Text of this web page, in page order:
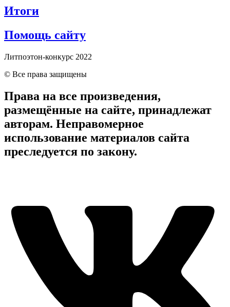
Итоги
Помощь сайту
Литпоэтон-конкурс 2022
© Все права защищены
Права на все произведения,
размещённые на сайте, принадлежат
авторам. Неправомерное
использование материалов сайта
преследуется по закону.